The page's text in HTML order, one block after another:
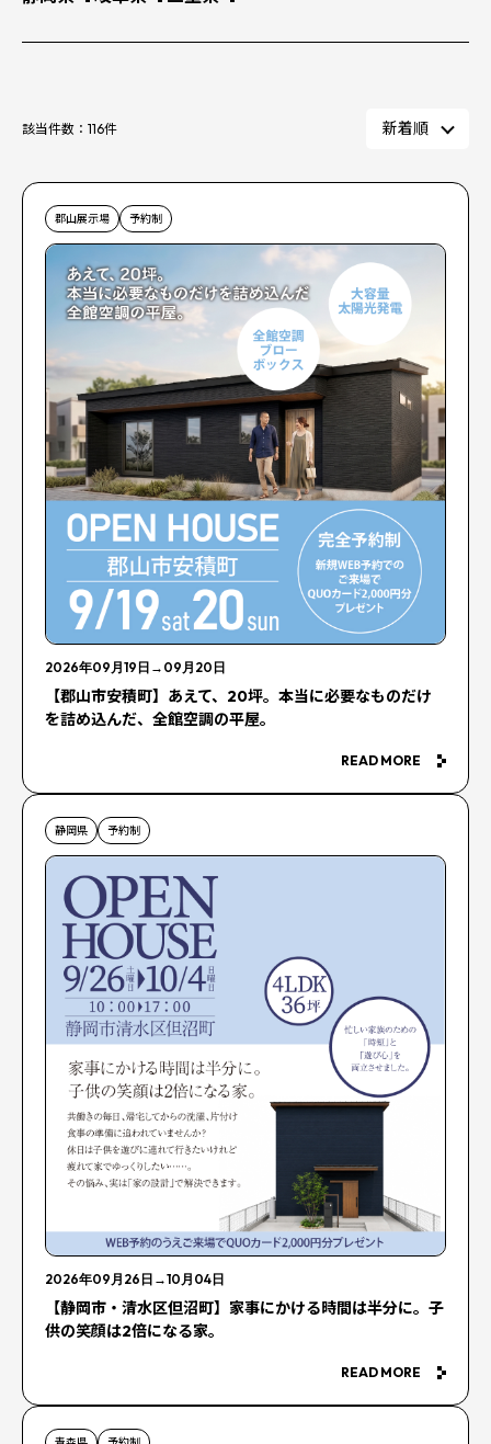
該当件数： 116件
郡山展示場 予約制
2026年09月19日 → 09月20日
【郡山市安積町】あえて、20坪。本当に必要なものだけ
を詰め込んだ、全館空調の平屋。
READ MORE
静岡県 予約制
2026年09月26日 →10月04日
【静岡市・清水区但沼町】家事にかける時間は半分に。子
供の笑顔は2倍になる家。
READ MORE